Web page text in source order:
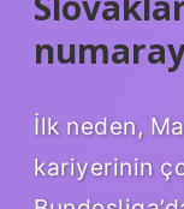
İlk neden,
kariyerinin